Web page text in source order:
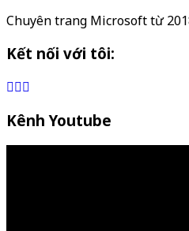
Chuyên trang Microsoft từ
Kết nối với tôi:
Kênh Youtube